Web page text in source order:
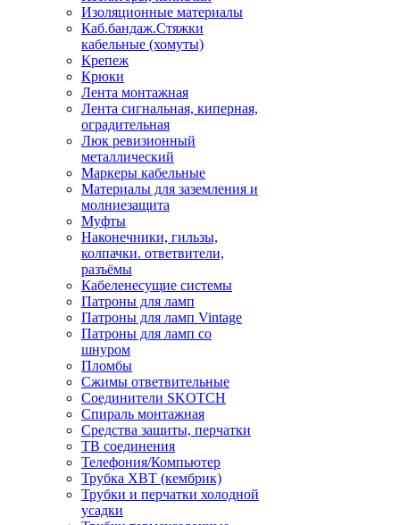
Изоляционные материалы
Каб.бандаж.Стяжки
кабельные (хомуты)
Крепеж
Крюки
Лента монтажная
Лента сигнальная, киперная,
оградительная
Люк ревизионный
металлический
Маркеры кабельные
Материалы для заземления и
молниезащита
Муфты
Наконечники, гильзы,
колпачки. ответвители,
разъёмы
Кабеленесущие системы
Патроны для ламп
Патроны для ламп Vintage
Патроны для ламп со
шнуром
Пломбы
Сжимы ответвительные
Соединители SKOTCH
Спираль монтажная
Средства защиты, перчатки
ТВ соединения
Телефония/Компьютер
Трубка ХВТ (кембрик)
Трубки и перчатки холодной
усадки